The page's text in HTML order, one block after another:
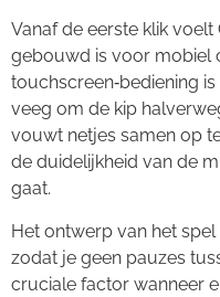
Vanaf de eerste klik
gebouwd is voor mobiel
touchscreen‑bediening
veeg om de kip
vouwt netjes samen op
de duidelijkheid van de
gaat.
Het ontwerp van het
zodat je geen pauzes
cruciale factor wanneer